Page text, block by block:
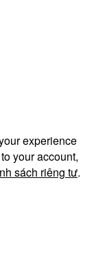
experience
your account,
sách riêng tư.